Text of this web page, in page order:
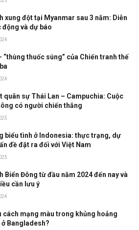
xung đột tại Myanmar sau 3 năm: Diễn
động và dự báo
“thùng thuốc súng” của Chiến tranh thế
quân sự Thái Lan – Campuchia: Cuộc
có người chiến thắng
biểu tình ở Indonesia: thực trạng, dự
đề đặt ra đối với Việt Nam
Biển Đông từ đầu năm 2024 đến nay và
cần lưu ý
cách mạng màu trong khủng hoảng
Bangladesh?